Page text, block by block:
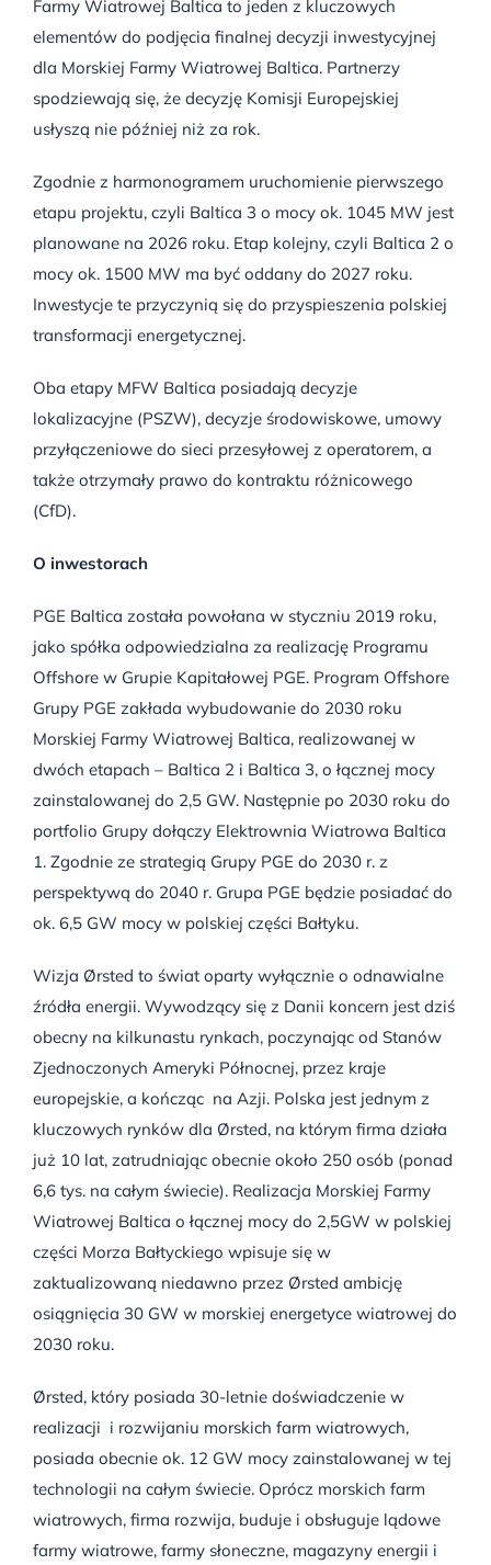
Farmy Wiatrowej Baltica to jeden z kluczowych
elementów do podjęcia finalnej decyzji inwestycyjnej
dla Morskiej Farmy Wiatrowej Baltica. Partnerzy
spodziewają się, że decyzję Komisji Europejskiej
usłyszą nie później niż za rok.
Zgodnie z harmonogramem uruchomienie pierwszego
etapu projektu, czyli Baltica 3 o mocy ok. 1045 MW jest
planowane na 2026 roku. Etap kolejny, czyli Baltica 2 o
mocy ok. 1500 MW ma być oddany do 2027 roku.
Inwestycje te przyczynią się do przyspieszenia polskiej
transformacji energetycznej.
Oba etapy MFW Baltica posiadają decyzje
lokalizacyjne (PSZW), decyzje środowiskowe, umowy
przyłączeniowe do sieci przesyłowej z operatorem, a
także otrzymały prawo do kontraktu różnicowego
(CfD).
O inwestorach
PGE Baltica została powołana w styczniu 2019 roku,
jako spółka odpowiedzialna za realizację Programu
Offshore w Grupie Kapitałowej PGE. Program Offshore
Grupy PGE zakłada wybudowanie do 2030 roku
Morskiej Farmy Wiatrowej Baltica, realizowanej w
dwóch etapach – Baltica 2 i Baltica 3, o łącznej mocy
zainstalowanej do 2,5 GW. Następnie po 2030 roku do
portfolio Grupy dołączy Elektrownia Wiatrowa Baltica
1. Zgodnie ze strategią Grupy PGE do 2030 r. z
perspektywą do 2040 r. Grupa PGE będzie posiadać do
ok. 6,5 GW mocy w polskiej części Bałtyku.
Wizja Ørsted to świat oparty wyłącznie o odnawialne
źródła energii. Wywodzący się z Danii koncern jest dziś
obecny na kilkunastu rynkach, poczynając od Stanów
Zjednoczonych Ameryki Północnej, przez kraje
europejskie, a kończąc na Azji. Polska jest jednym z
kluczowych rynków dla Ørsted, na którym firma działa
już 10 lat, zatrudniając obecnie około 250 osób (ponad
6,6 tys. na całym świecie). Realizacja Morskiej Farmy
Wiatrowej Baltica o łącznej mocy do 2,5GW w polskiej
części Morza Bałtyckiego wpisuje się w
zaktualizowaną niedawno przez Ørsted ambicję
osiągnięcia 30 GW w morskiej energetyce wiatrowej do
2030 roku.
Ørsted, który posiada 30-letnie doświadczenie w
realizacji i rozwijaniu morskich farm wiatrowych,
posiada obecnie ok. 12 GW mocy zainstalowanej w tej
technologii na całym świecie. Oprócz morskich farm
wiatrowych, firma rozwija, buduje i obsługuje lądowe
farmy wiatrowe, farmy słoneczne, magazyny energii i